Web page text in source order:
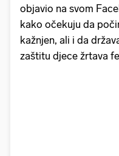
objavio na svom
kako očekuju da
kažnjen, ali i da
zaštitu djece žrtava